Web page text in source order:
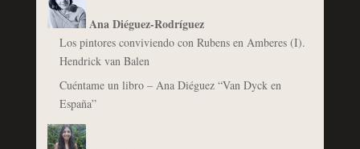
Ana Diéguez-Rodríguez
Los pintores conviviendo con Rubens en Amberes (I).
Hendrick van Balen
Cuéntame un libro – Ana Diéguez “Van Dyck en
España”